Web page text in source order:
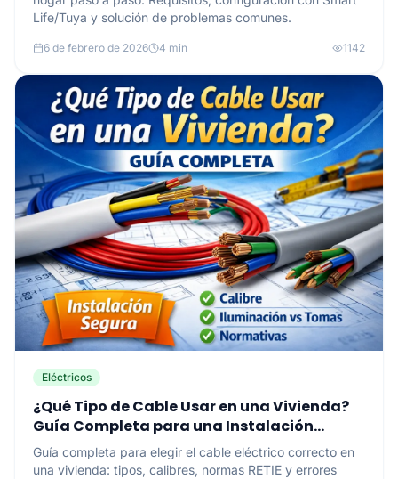
Life/Tuya y solución de problemas comunes.
6 de febrero de 2026 4 min 1142
Eléctricos
¿Qué Tipo de Cable Usar en una Vivienda?
Guía Completa para una Instalación
Segura
Guía completa para elegir el cable eléctrico correcto en
una vivienda: tipos, calibres, normas RETIE y errores